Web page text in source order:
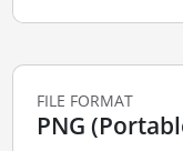
FILE FORMAT
PNG